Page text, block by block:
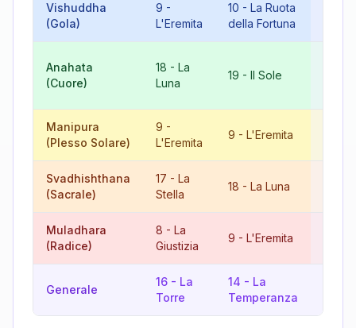
Vishuddha
(Gola)
9 -
L'Eremita
10 - La Ruota
della Fortuna
Anahata
(Cuore)
18 - La
Luna
19 - Il Sole
Manipura
(Plesso Solare)
9 -
L'Eremita
9 - L'Eremita
Svadhishthana
(Sacrale)
17 - La
Stella
18 - La Luna
Muladhara
(Radice)
8 - La
Giustizia
9 - L'Eremita
Generale
16 - La
Torre
14 - La
Temperanza